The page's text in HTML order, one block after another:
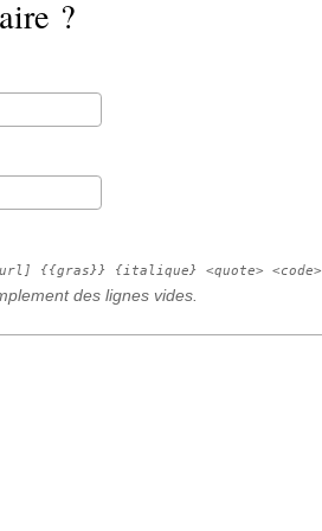
?
{{gras}} {italique} <quote> <code>
des lignes vides.